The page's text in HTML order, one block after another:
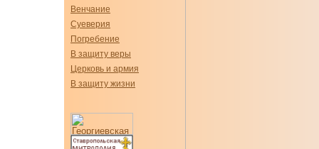
Венчание
Суеверия
Погребение
В защиту веры
Церковь и армия
В защиту жизни